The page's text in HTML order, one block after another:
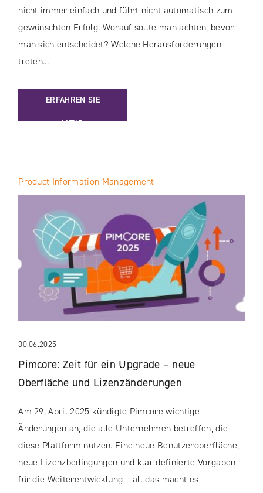
nicht immer einfach und führt nicht automatisch zum
gewünschten Erfolg. Worauf sollte man achten, bevor
man sich entscheidet? Welche Herausforderungen
treten...
ERFAHREN SIE
MEHR
: EIGENE MARKETPLACE–PLATFORMM / WARUM & WANN?
30.06.2025
Pimcore: Zeit für ein Upgrade – neue
Oberfläche und Lizenzänderungen
Product Information Management
Am 29. April 2025 kündigte Pimcore wichtige
Änderungen an, die alle Unternehmen betreffen, die
diese Plattform nutzen. Eine neue Benutzeroberfläche,
neue Lizenzbedingungen und klar definierte Vorgaben
für die Weiterentwicklung – all das macht es